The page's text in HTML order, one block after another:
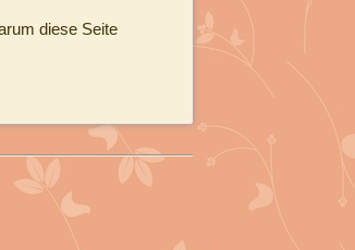
diese Seite